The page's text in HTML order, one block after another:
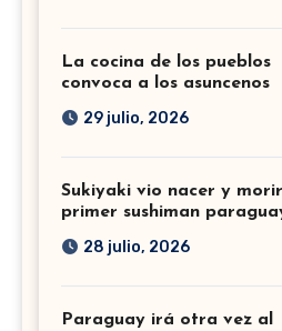
La cocina de los pueblos
convoca a los asuncenos
29 julio, 2026
Sukiyaki vio nacer y
primer sushiman
28 julio, 2026
Paraguay irá otra vez al